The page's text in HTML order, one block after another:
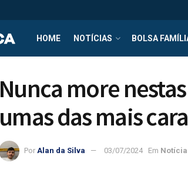
HOME NOTÍCIAS BOLSA
Nunca more
umas das mais
Por Alan da Silva 03/07/2024 Em